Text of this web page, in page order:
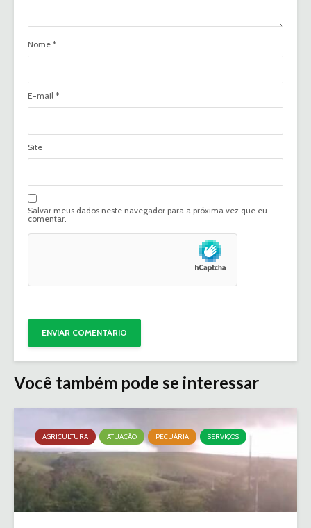
Nome *
E-mail *
Site
Salvar meus dados neste navegador para a próxima vez que eu
comentar.
Você também pode se interessar
AGRICULTURA ATUAÇÃO PECUÁRIA SERVIÇOS